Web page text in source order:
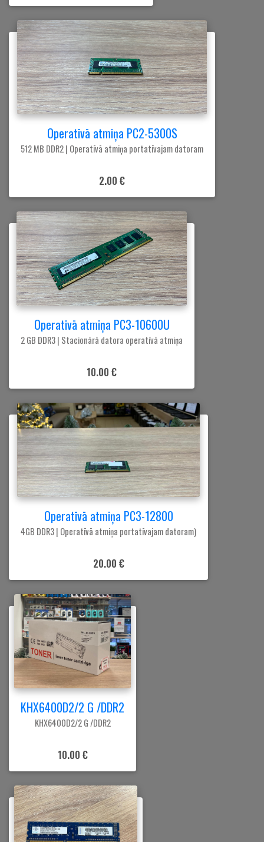
Operatīvā atmiņa PC2-5300S
512 MB DDR2 | Operatīvā atmiņa portatīvajam datoram
2.00 €
Operatīvā atmiņa PC3-10600U
2 GB DDR3 | Stacionārā datora operatīvā atmiņa
10.00 €
Operatīvā atmiņa PC3-12800
4GB DDR3 | Operatīvā atmiņa portatīvajam datoram)
20.00 €
KHX6400D2/2 G /DDR2
KHX6400D2/2 G /DDR2
10.00 €